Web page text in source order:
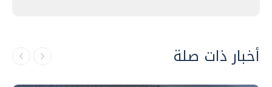
أخبار ذات صلة